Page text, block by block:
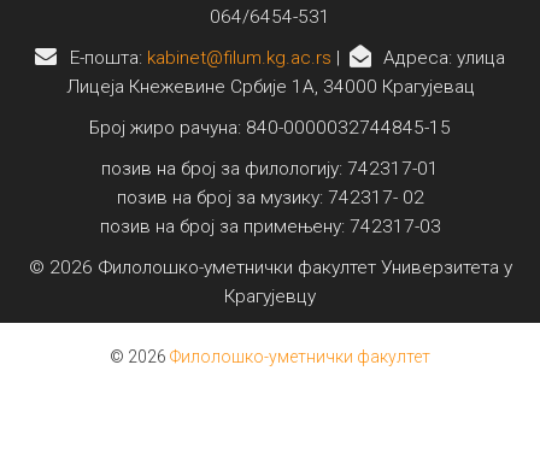
064/6454-531
E-пошта: kabinet@filum.kg.ac.rs |
Адреса: улица
Лицеја Кнежевине Србије 1А, 34000 Крагујевац
Број жиро рачуна: 840-0000032744845-15
позив на број за филологију: 742317-01
позив на број за музику: 742317- 02
позив на број за примењену: 742317-03
© 2026 Филолошко-уметнички факултет Универзитета у
Крагујевцу
© 2026 Филолошко-уметнички факултет